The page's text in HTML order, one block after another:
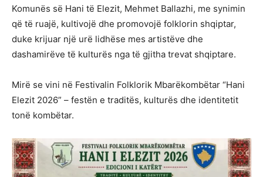
Komunës së Hani të Elezit, Mehmet Ballazhi, me synimin
që të ruajë, kultivojë dhe promovojë folklorin shqiptar,
duke krijuar një urë lidhëse mes artistëve dhe
dashamirëve të kulturës nga të gjitha trevat shqiptare.
Mirë se vini në Festivalin Folklorik Mbarëkombëtar “Hani
Elezit 2026” – festën e traditës, kulturës dhe identitetit
tonë kombëtar.